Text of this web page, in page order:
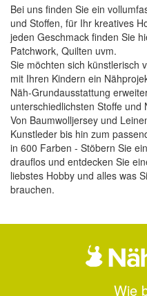
Bei uns finden Sie ein
und Stoffen, für Ihr kreatives
jeden Geschmack finden Sie
Patchwork, Quilten uvm.
Sie möchten sich künstlerisch
mit Ihren Kindern ein
Näh-Grundausstattung
unterschiedlichsten Stoffe
Von Baumwolljersey und
Kunstleder bis hin zum
in 600 Farben - Stöbern Sie
drauflos und entdecken Sie
liebstes Hobby und alles was
brauchen.
Wie